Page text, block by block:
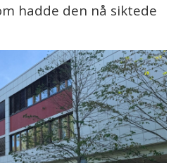
hadde den nå siktede